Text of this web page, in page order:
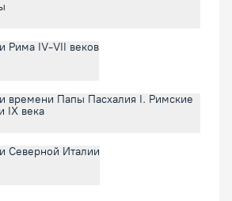
Рима IV-VII веков
времени Папы Пасхалия I. Римские
IX века
Северной Италии